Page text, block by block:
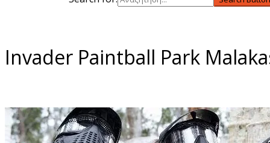
Invader Paintball Park